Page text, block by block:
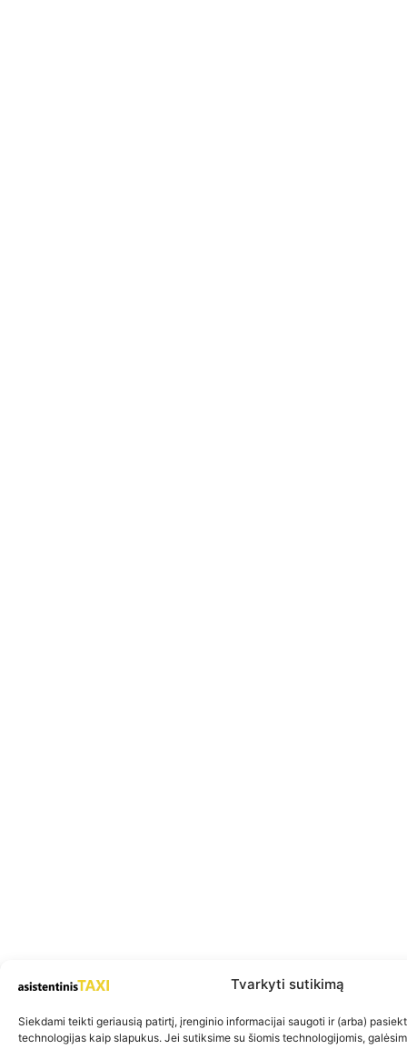
Tvarkyti sutikimą
Siekdami teikti geriausią patirtį, įrenginio informacijai saugoti ir (arba)
technologijas kaip slapukus. Jei sutiksime su šiomis technologijomis,